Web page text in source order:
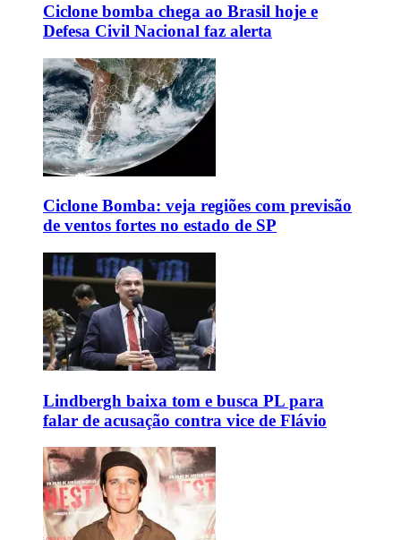
Ciclone bomba chega ao Brasil hoje e
Defesa Civil Nacional faz alerta
Ciclone Bomba: veja regiões com previsão
de ventos fortes no estado de SP
Lindbergh baixa tom e busca PL para
falar de acusação contra vice de Flávio